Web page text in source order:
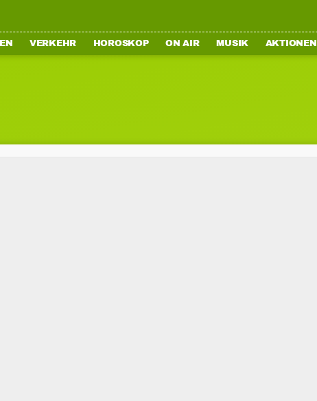
VERKEHR HOROSKOP ON AIR MUSIK AKTIONEN